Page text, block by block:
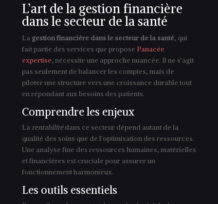
L’art de la gestion financière
dans le secteur de la santé
La gestion financière dans le secteur de la santé, qui
fait partie des services que propose Panacée
expertise, nécessite une approche nuancée. Il ne s’agit
pas seulement de balancer les comptes, mais de
piloter une structure vers une croissance durable tout
en répondant aux besoins des patients.
Comprendre les enjeux
La rentabilitédans ce secteur dépend autant de la
qualité des soins que de l’optimisation des ressources.
Une analyse fine des ressources humaines, matérielles
et financières est cruciale pour assurer un
fonctionnement harmonieux.
Les outils essentiels